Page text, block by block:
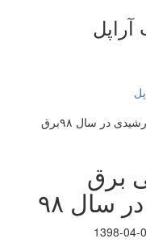
برق
سال ۹۸
1398-04-